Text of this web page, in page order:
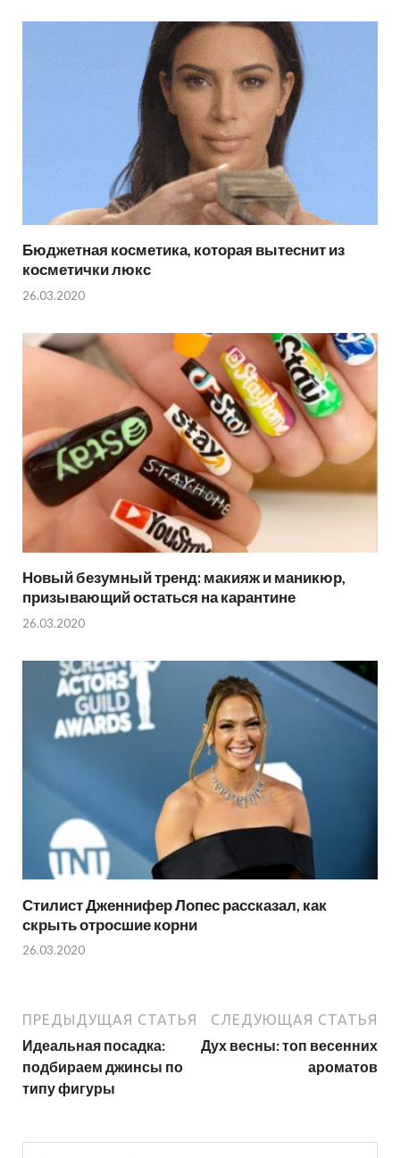
Бюджетная косметика, которая вытеснит из
косметички люкс
26.03.2020
Новый безумный тренд: макияж и маникюр,
призывающий остаться на карантине
26.03.2020
Стилист Дженнифер Лопес рассказал, как
скрыть отросшие корни
26.03.2020
ПРЕДЫДУЩАЯ СТАТЬЯ
Идеальная посадка:
подбираем джинсы по
типу фигуры
СЛЕДУЮЩАЯ СТАТЬЯ
Дух весны: топ весенних
ароматов